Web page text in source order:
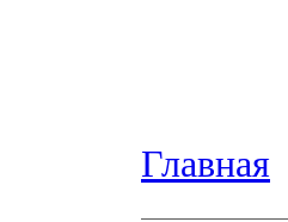
Главная